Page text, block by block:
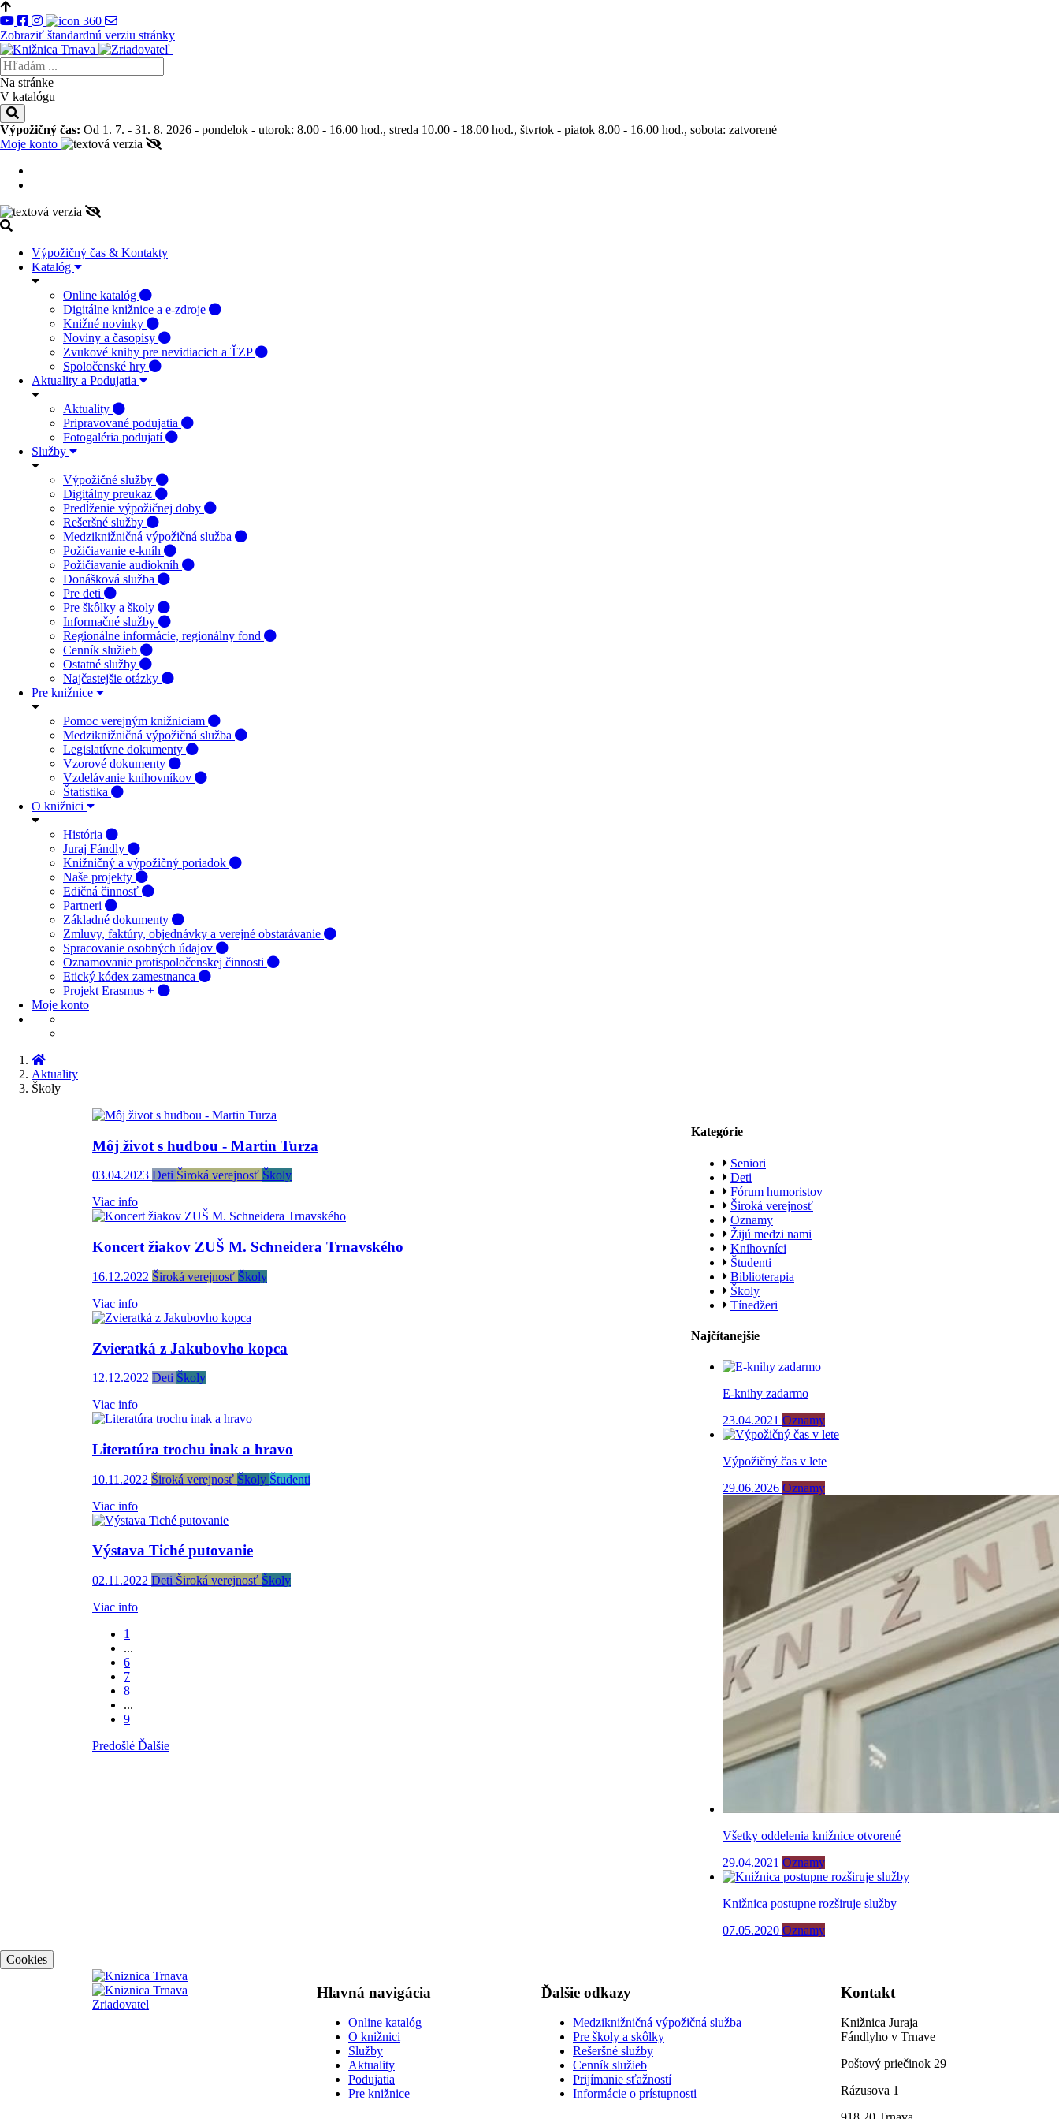
Zobraziť štandardnú verziu stránky
Na stránke
V katalógu
Výpožičný čas: Od 1. 7. - 31. 8. 2026 - pondelok - utorok: 8.00 - 16.00 hod., streda 10.00 - 18.00 hod., štvrtok - piatok 8.00 - 16.00 hod., sobota: zatvorené
Moje konto
Výpožičný čas & Kontakty
Katalóg
Online katalóg
Digitálne knižnice a e-zdroje
Knižné novinky
Noviny a časopisy
Zvukové knihy pre nevidiacich a ŤZP
Spoločenské hry
Aktuality a Podujatia
Aktuality
Pripravované podujatia
Fotogaléria podujatí
Služby
Výpožičné služby
Digitálny preukaz
Predĺženie výpožičnej doby
Rešeršné služby
Medziknižničná výpožičná služba
Požičiavanie e-kníh
Požičiavanie audiokníh
Donášková služba
Pre deti
Pre škôlky a školy
Informačné služby
Regionálne informácie, regionálny fond
Cenník služieb
Ostatné služby
Najčastejšie otázky
Pre knižnice
Pomoc verejným knižniciam
Medziknižničná výpožičná služba
Legislatívne dokumenty
Vzorové dokumenty
Vzdelávanie knihovníkov
Štatistika
O knižnici
História
Juraj Fándly
Knižničný a výpožičný poriadok
Naše projekty
Edičná činnosť
Partneri
Základné dokumenty
Zmluvy, faktúry, objednávky a verejné obstarávanie
Spracovanie osobných údajov
Oznamovanie protispoločenskej činnosti
Etický kódex zamestnanca
Projekt Erasmus +
Moje konto
Aktuality
Školy
Môj život s hudbou - Martin Turza
03.04.2023 Deti Široká verejnosť Školy
Viac info
Koncert žiakov ZUŠ M. Schneidera Trnavského
16.12.2022 Široká verejnosť Školy
Viac info
Zvieratká z Jakubovho kopca
12.12.2022 Deti Školy
Viac info
Literatúra trochu inak a hravo
10.11.2022 Široká verejnosť Školy Študenti
Viac info
Výstava Tiché putovanie
02.11.2022 Deti Široká verejnosť Školy
Viac info
1
...
6
7
8
...
9
Predošlé Ďalšie
Kategórie
Seniori
Deti
Fórum humoristov
Široká verejnosť
Oznamy
Žijú medzi nami
Knihovníci
Študenti
Biblioterapia
Školy
Tínedžeri
Najčítanejšie
E-knihy zadarmo
23.04.2021 Oznamy
Výpožičný čas v lete
29.06.2026 Oznamy
Všetky oddelenia knižnice otvorené
29.04.2021 Oznamy
Knižnica postupne rozširuje služby
07.05.2020 Oznamy
Cookies
Hlavná navigácia
Online katalóg
O knižnici
Služby
Aktuality
Podujatia
Pre knižnice
Ďalšie odkazy
Medziknižničná výpožičná služba
Pre školy a skôlky
Rešeršné služby
Cenník služieb
Prijímanie sťažností
Informácie o prístupnosti
Kontakt
Knižnica Juraja
Fándlyho v Trnave
Poštový priečinok 29
Rázusova 1